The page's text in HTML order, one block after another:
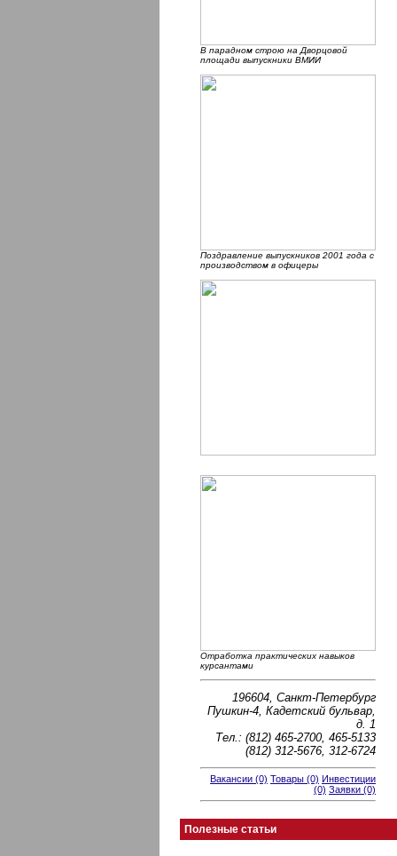
В парадном строю на Дворцовой
площади выпускники ВМИИ
Поздравление выпускников 2001 года с
производством в офицеры
Отработка практических навыков
курсантами
196604, Санкт-Петербург
Пушкин-4, Кадетский бульвар,
д. 1
Тел.: (812) 465-2700, 465-5133
(812) 312-5676, 312-6724
Вакансии (0) Товары (0) Инвестиции
(0) Заявки (0)
Полезные статьи